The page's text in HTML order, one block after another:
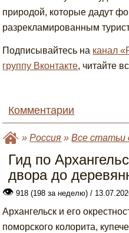
природой, которые дадут
разрекламированным
Подписывайтесь на канал
группу Вконтакте, читайте
Комментарии
»Россия »Все статьи
Гид по
двора до
👁 918 (198 за неделю) /
Архангельск и его
поморского колорита,